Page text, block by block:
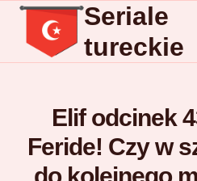
Przejdź
treści
Seriale
tureckie
Elif odcinek
Feride! Czy w
do kolejnego